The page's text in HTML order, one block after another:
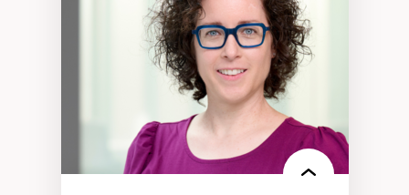
territorialité/territorialisation